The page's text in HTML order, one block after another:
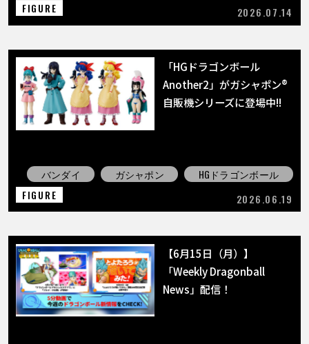
LANGUAGE
FIGURE
2026.07.14
「HGドラゴンボール
Another2」がガシャポン®
自販機シリーズに登場中!!
バンダイ ガシャポン
HGドラゴンボール
FIGURE
2026.06.19
【6月15日（月）】
「Weekly Dragonball
News」配信！